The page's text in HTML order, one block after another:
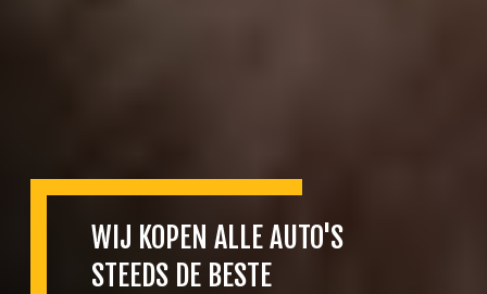
WIJ KOPEN ALLE AUTO'S
STEEDS DE BESTE